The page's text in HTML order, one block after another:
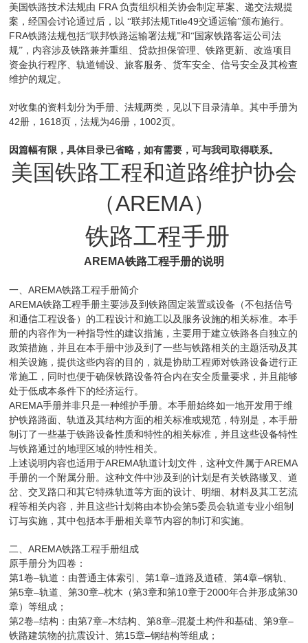
美国铁路技术法规由 FRA 负责组织相关协会制定草案、递交法规提
案，经国会讨论通过后，以 “联邦法规Title49交通运输”颁布施行。
FRA铁路法规包括“联邦铁路运输署法规”和“国家铁路客运公司法
规”，内容涉及铁路兼并重组、贷款担保管理、铁路更新、改造项目
资金执行程序、轨道铺设、旅客服务、货车安全、信号安全及其检查
维护的规定。
对收集的资料划分为手册、法规两类，见以下目录清单。其中手册为
42册， 1618页，法规为46册， 1002页。
因篇幅有限，具体目录已省略，如有需要，可与我司取得联系。
美国铁路工程和道路维护协会
（AREMA）
铁路工程手册
AREMA铁路工程手册的说明
一、 AREMA铁路工程手册简介
AREMA铁路工程手册主要涉及到铁路固定装置或设备（不包括信号
和通信工程设备）的工程设计和施工以及服务设施的相关标准。本手
册的内容作为一种指导性的建议措施，主要用于建立铁路各自独立的
政策措施，并且在本手册中涉及到了一些与铁路相关的主题活动及其
相关设施，提供这些内容的目的，就是协助工程师对铁路设备进行正
常施工，同时也便于确保铁路设备符合内在安全质量要求，并且能够
处于低成本条件下的经济运行。
AREMA手册并非只是一种维护手册。本手册始终如一地开发用于维
护铁路路面、轨道及其结构方面的相关标准或规范，特别是，本手册
制订了一些基于铁路设备性质和特性的相关标准，并且这些设备特性
与铁路通过的地理区域的特性相关。
上述说明内容也适用于AREMA轨道计划文件，这种文件属于AREMA
手册的一个附属分册。这种文件中涉及到的计划是有关铁路辙叉、道
岔、交叉路口和其它特殊轨道等方面的设计、明细、材料及其工艺流
程等相关内容，并且这些计划将由本协会第5委员会轨道专业小组制
订与实施，其中包括本手册相关章节内容的制订和实施。
二、 AREMA铁路工程手册组成
原手册分为四卷：
第1 卷–轨道：由普通主体索引、第1 章–道路及道碴、第4章–钢轨、
第5章–轨道、第30章–枕木（第3章和第10章于2000年合并形成第30
章）等组成；
第2卷–结构：由第7章–木结构、第8章–混凝土构件和基础、第9章–
铁路建筑物的抗震设计、第15章–钢结构等组成；